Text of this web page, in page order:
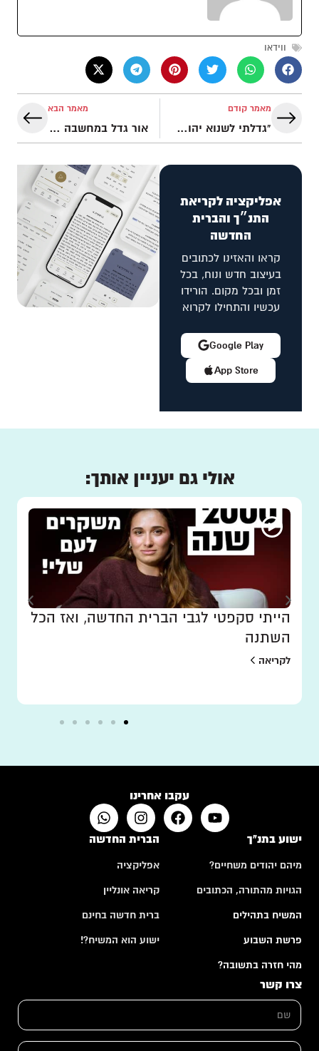
ווידאו
מאמר קודם
"גדלתי לשנוא יהודים"
מאמר הבא
אור גדל במחשבה ש"דת היא אופיום להמונים", אבל יום אחד…
אפליקציה לקריאת
התנ״ך והברית
החדשה
קראו והאזינו לכתובים
בעיצוב חדש ונוח, בכל
זמן ובכל מקום. הורידו
עכשיו והתחילו לקרוא
App Store
Google Play
אולי גם יעניין אותך:
הייתי סקפטי לגבי הברית החדשה, ואז הכל
השתנה
לקריאה
עקבו אחרינו
ישוע בתנ"ך
מיהם יהודים משחיים?
הגויות מהתורה, הכתובים
המשיח בתהילים
פרשת השבוע
מהי חזרה בתשובה?
הברית החדשה
אפליקציה
קריאה אונליין
ברית חדשה בחינם
ישוע הוא המשיח?!
צרו קשר
ש
*
םא